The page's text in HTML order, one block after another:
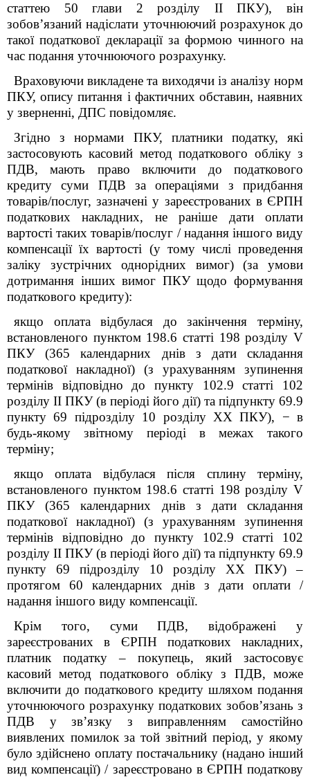
статтею 50 глави 2 розділу ІІ ПКУ), він
зобов’язаний надіслати уточнюючий розрахунок до
такої податкової декларації за формою чинного на
час подання уточнюючого розрахунку.
Враховуючи викладене та виходячи із аналізу норм
ПКУ, опису питання і фактичних обставин, наявних
у зверненні, ДПС повідомляє.
Згідно з нормами ПКУ, платники податку, які
застосовують касовий метод податкового обліку з
ПДВ, мають право включити до податкового
кредиту суми ПДВ за операціями з придбання
товарів/послуг, зазначені у зареєстрованих в ЄРПН
податкових накладних, не раніше дати оплати
вартості таких товарів/послуг / надання іншого виду
компенсації їх вартості (у тому числі проведення
заліку зустрічних однорідних вимог) (за умови
дотримання інших вимог ПКУ щодо формування
податкового кредиту):
якщо оплата відбулася до закінчення терміну,
встановленого пунктом 198.6 статті 198 розділу V
ПКУ (365 календарних днів з дати складання
податкової накладної) (з урахуванням зупинення
термінів відповідно до пункту 102.9 статті 102
розділу ІІ ПКУ (в періоді його дії) та підпункту 69.9
пункту 69 підрозділу 10 розділу XX ПКУ), − в
будь-якому звітному періоді в межах такого
терміну;
якщо оплата відбулася після сплину терміну,
встановленого пунктом 198.6 статті 198 розділу V
ПКУ (365 календарних днів з дати складання
податкової накладної) (з урахуванням зупинення
термінів відповідно до пункту 102.9 статті 102
розділу ІІ ПКУ (в періоді його дії) та підпункту 69.9
пункту 69 підрозділу 10 розділу XX ПКУ) –
протягом 60 календарних днів з дати оплати /
надання іншого виду компенсації.
Крім того, суми ПДВ, відображені у
зареєстрованих в ЄРПН податкових накладних,
платник податку – покупець, який застосовує
касовий метод податкового обліку з ПДВ, може
включити до податкового кредиту шляхом подання
уточнюючого розрахунку податкових зобов’язань з
ПДВ у зв’язку з виправленням самостійно
виявлених помилок за той звітний період, у якому
було здійснено оплату постачальнику (надано інший
вид компенсації) / зареєстровано в ЄРПН податкову